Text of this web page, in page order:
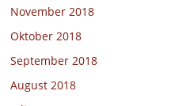
November 2018
Oktober 2018
September 2018
August 2018